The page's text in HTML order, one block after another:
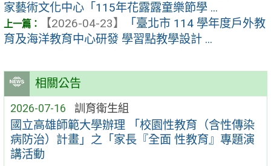
相關公告
2026-07-16 訓育衛生組
國立高雄師範大學辦理 「校園性教育（含性傳染
病防治）計畫」之「家長『全面 性教育』專題演
講活動
家藝術文化中心「115年花露露童樂節學 ...
【2026-04-23】
「臺北市 114 學年度戶外教
育及海洋教育中心研發 學習點教學設計 ...